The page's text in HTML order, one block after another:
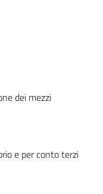
dei mezzi
e per conto terzi